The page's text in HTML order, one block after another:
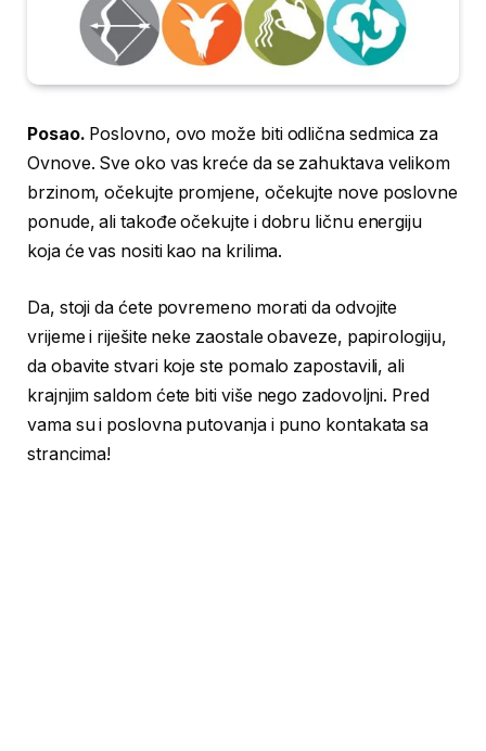
Posao. Poslovno, ovo može biti odlična sedmica za
Ovnove. Sve oko vas kreće da se zahuktava velikom
brzinom, očekujte promjene, očekujte nove poslovne
ponude, ali takođe očekujte i dobru ličnu energiju
koja će vas nositi kao na krilima.
Da, stoji da ćete povremeno morati da odvojite
vrijeme i riješite neke zaostale obaveze, papirologiju,
da obavite stvari koje ste pomalo zapostavili, ali
krajnjim saldom ćete biti više nego zadovoljni. Pred
vama su i poslovna putovanja i puno kontakata sa
strancima!